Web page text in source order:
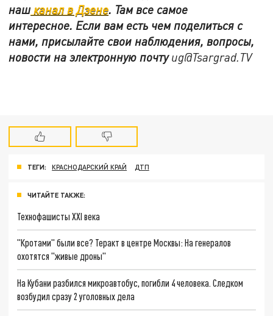
нашканал в Дзене. Там все самое
интересное. Если вам есть чем поделиться с
нами, присылайте свои наблюдения, вопросы,
новости на электронную почтуug@Tsargrad.TV
ТЕГИ: КРАСНОДАРСКИЙ КРАЙ ДТП
ЧИТАЙТЕ ТАКЖЕ:
Технофашисты XXI века
"Кротами" были все? Теракт в центре Москвы: На генералов
охотятся "живые дроны"
На Кубани разбился микроавтобус, погибли 4 человека. Следком
возбудил сразу 2 уголовных дела